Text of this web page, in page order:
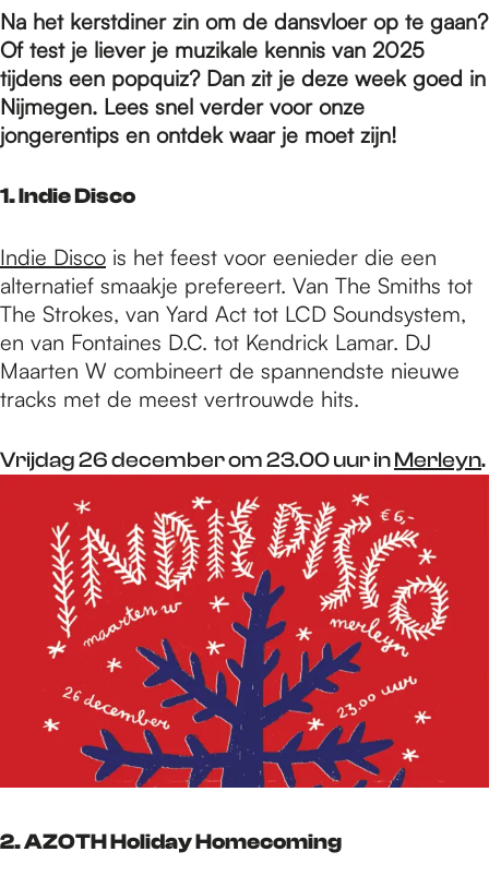
m
e
a
g
e
Na het kerstdiner zin om de dansvloer op te gaan?
Of test je liever je muzikale kennis van 2025
tijdens een popquiz? Dan zit je deze week goed in
Nijmegen. Lees snel verder voor onze
jongerentips en ontdek waar je moet zijn!
1. Indie Disco
Indie Disco is het feest voor eenieder die een
alternatief smaakje prefereert. Van The Smiths tot
The Strokes, van Yard Act tot LCD Soundsystem,
en van Fontaines D.C. tot Kendrick Lamar. DJ
Maarten W combineert de spannendste nieuwe
tracks met de meest vertrouwde hits.
Vrijdag 26 december om 23.00 uur inMerleyn.
2. AZOTH Holiday Homecoming